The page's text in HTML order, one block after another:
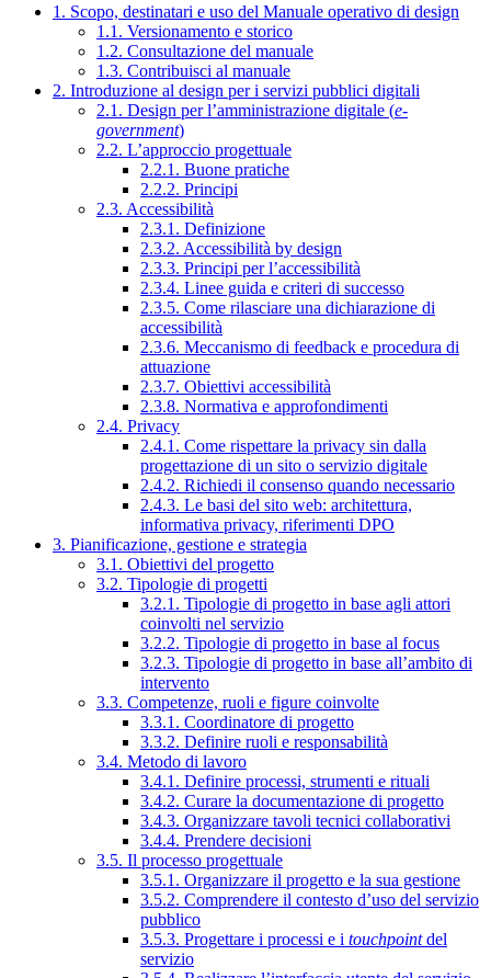
1. Scopo, destinatari e uso del Manuale operativo di design
1.1. Versionamento e storico
1.2. Consultazione del manuale
1.3. Contribuisci al manuale
2. Introduzione al design per i servizi pubblici digitali
2.1. Design per l’amministrazione digitale (e-
government)
2.2. L’approccio progettuale
2.2.1. Buone pratiche
2.2.2. Principi
2.3. Accessibilità
2.3.1. Definizione
2.3.2. Accessibilità by design
2.3.3. Principi per l’accessibilità
2.3.4. Linee guida e criteri di successo
2.3.5. Come rilasciare una dichiarazione di
accessibilità
2.3.6. Meccanismo di feedback e procedura di
attuazione
2.3.7. Obiettivi accessibilità
2.3.8. Normativa e approfondimenti
2.4. Privacy
2.4.1. Come rispettare la privacy sin dalla
progettazione di un sito o servizio digitale
2.4.2. Richiedi il consenso quando necessario
2.4.3. Le basi del sito web: architettura,
informativa privacy, riferimenti DPO
3. Pianificazione, gestione e strategia
3.1. Obiettivi del progetto
3.2. Tipologie di progetti
3.2.1. Tipologie di progetto in base agli attori
coinvolti nel servizio
3.2.2. Tipologie di progetto in base al focus
3.2.3. Tipologie di progetto in base all’ambito di
intervento
3.3. Competenze, ruoli e figure coinvolte
3.3.1. Coordinatore di progetto
3.3.2. Definire ruoli e responsabilità
3.4. Metodo di lavoro
3.4.1. Definire processi, strumenti e rituali
3.4.2. Curare la documentazione di progetto
3.4.3. Organizzare tavoli tecnici collaborativi
3.4.4. Prendere decisioni
3.5. Il processo progettuale
3.5.1. Organizzare il progetto e la sua gestione
3.5.2. Comprendere il contesto d’uso del servizio
pubblico
3.5.3. Progettare i processi e i touchpointdel
servizio